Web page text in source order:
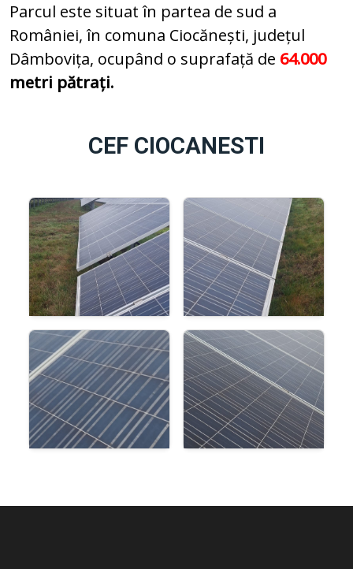
Parcul este situat în partea de sud a
României, în comuna Ciocănești, județul
Dâmbovița, ocupând o suprafață de 64.000
metri pătrați.
CEF CIOCANESTI